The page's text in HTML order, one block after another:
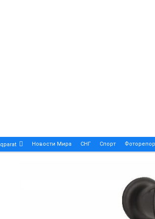
Новости Мира СНГ Спорт
Patek Philippe Calatrava